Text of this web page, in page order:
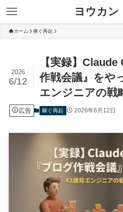
ヨウカン
ホーム 稼ぐ再起
【実録】
作戦会議』をや
エンジニアの戦
2026
6/12
広告 稼ぐ再起 2026年6月12日